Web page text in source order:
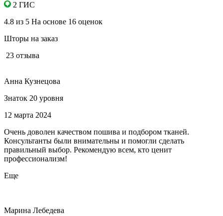
2 ГИС
4.8 из 5 На основе 16 оценок
Шторы на заказ
23 отзыва
Анна Кузнецова
Знаток 20 уровня
12 марта 2024
Очень доволен качеством пошива и подбором тканей.
Консультанты были внимательны и помогли сделать
правильный выбор. Рекомендую всем, кто ценит
профессионализм!
Еще
Марина Лебедева